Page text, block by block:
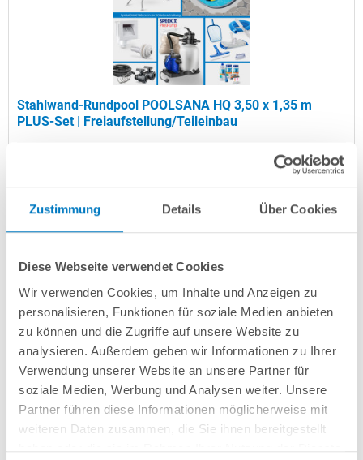
Zustimmung Details Über Cookies
Diese Webseite verwendet Cookies
Wir verwenden Cookies, um Inhalte und Anzeigen zu
personalisieren, Funktionen für soziale Medien anbieten
zu können und die Zugriffe auf unsere Website zu
analysieren. Außerdem geben wir Informationen zu Ihrer
Verwendung unserer Website an unsere Partner für
soziale Medien, Werbung und Analysen weiter. Unsere
Partner führen diese Informationen möglicherweise mit
weiteren Daten zusammen, die Sie ihnen bereitgestellt
Stahlwand-Rundpool POOLSANA HQ 3,50 x 1,35 m
PLUS-Set | Freiaufstellung/Teileinbau
UVP:2.499,00 € *
Versandkostenfreie Lieferung!
Lieferung in ca. 3-6 Arbeitstagen
In den Warenkorb